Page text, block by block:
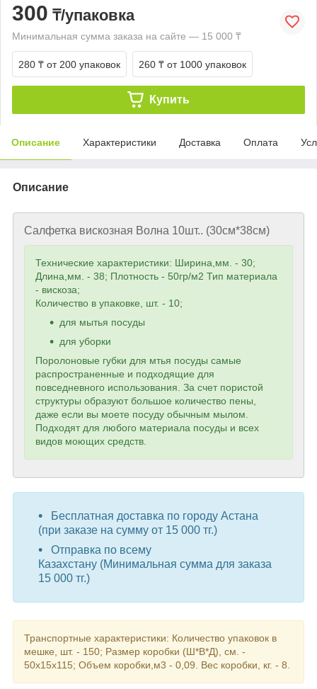
300 ₸/упаковка
Минимальная сумма заказа на сайте — 15 000 ₸
280 ₸ от 200 упаковок 260 ₸ от 1000 упаковок
Купить
Описание Характеристики Доставка Оплата
Описание
Салфетка вискозная Волна 10шт.. (30см*38см)
Технические характеристики: Ширина,мм. - 30;
Длина,мм. - 38; Плотность - 50гр/м2 Тип материала
- вискоза;
Количество в упаковке, шт. - 10;
для мытья посуды
для уборки
Поролоновые губки для мтья посуды самые
распространенные и подходящие для
повседневного использования. За счет пористой
структуры образуют большое количество пены,
даже если вы моете посуду обычным мылом.
Подходят для любого материала посуды и всех
видов моющих средств.
Бесплатная доставка по городу Астана
(при заказе на сумму от 15 000 тг.)
Отправка по всему
Казахстану (Минимальная сумма для заказа
15 000 тг.)
Транспортные характеристики: Количество упаковок в
мешке, шт. - 150; Размер коробки (Ш*В*Д), см. -
50х15х115; Объем коробки,м3 - 0,09. Вес коробки, кг. - 8.